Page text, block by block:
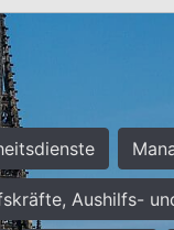
Aushilfs-